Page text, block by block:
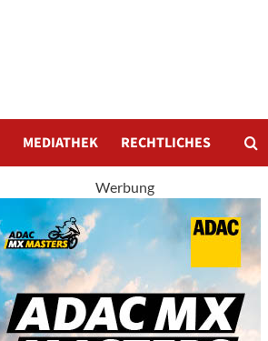
MEDIATHEK RECHTLICHES
Werbung